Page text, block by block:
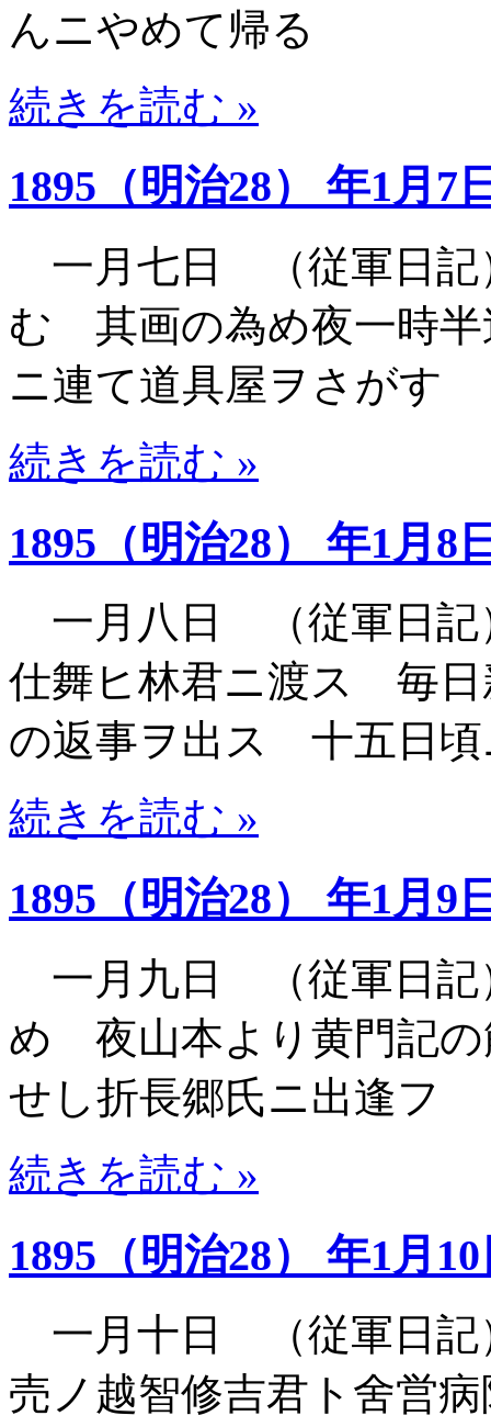
んニやめて帰る
続きを読む »
1895（明治28） 年1月7
一月七日 （従軍日記
む 其画の為め夜一時
ニ連て道具屋ヲさがす
続きを読む »
1895（明治28） 年1月8
一月八日 （従軍日記
仕舞ヒ林君ニ渡ス 毎
の返事ヲ出ス 十五日頃
続きを読む »
1895（明治28） 年1月9
一月九日 （従軍日記
め 夜山本より黄門記
せし折長郷氏ニ出逢フ
続きを読む »
1895（明治28） 年1月
一月十日 （従軍日
売ノ越智修吉君ト舍営